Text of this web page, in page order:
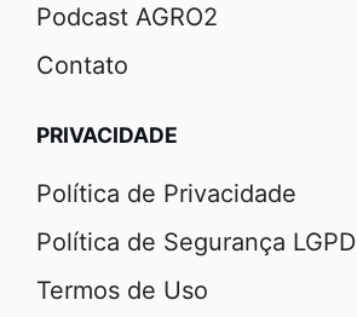
Podcast AGRO2
Contato
PRIVACIDADE
Política de Privacidade
Política de Segurança LGPD
Termos de Uso